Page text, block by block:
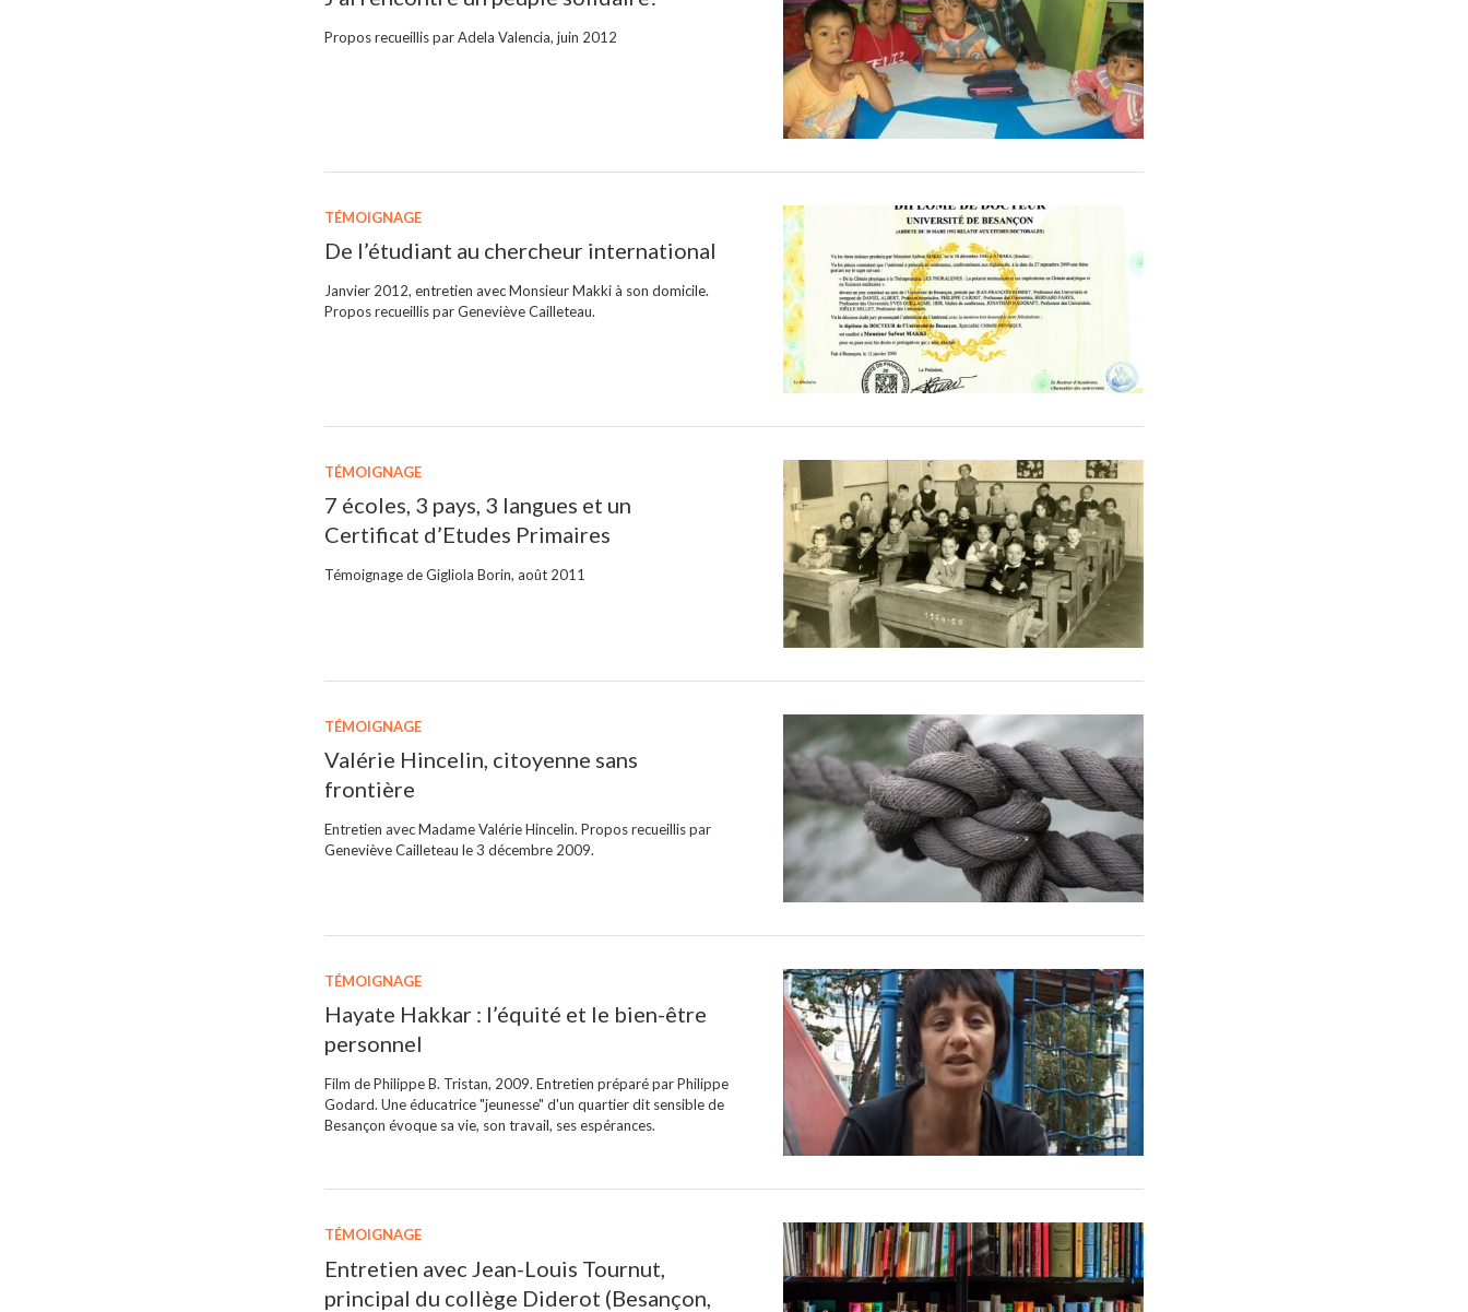
Propos recueillis par Adela Valencia, juin 2012
TÉMOIGNAGE
De l’étudiant au chercheur international
Janvier 2012, entretien avec Monsieur Makki à son domicile.
Propos recueillis par Geneviève Cailleteau.
TÉMOIGNAGE
7 écoles, 3 pays, 3 langues et un
Certificat d’Etudes Primaires
Témoignage de Gigliola Borin, août 2011
TÉMOIGNAGE
Valérie Hincelin, citoyenne sans
frontière
Entretien avec Madame Valérie Hincelin. Propos recueillis par
Geneviève Cailleteau le 3 décembre 2009.
TÉMOIGNAGE
Hayate Hakkar : l’équité et le bien-être
personnel
Film de Philippe B. Tristan, 2009. Entretien préparé par Philippe
Godard. Une éducatrice "jeunesse" d'un quartier dit sensible de
Besançon évoque sa vie, son travail, ses espérances.
TÉMOIGNAGE
Entretien avec Jean-Louis Tournut,
principal du collège Diderot (Besançon,